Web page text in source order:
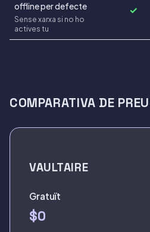
offline per defecte
Sense xarxa si no ho
actives tu
✓
COMPARATIVA DE
VAULTAIRE
Gratuït
$0